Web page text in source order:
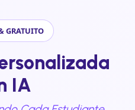
GRATUITO
IA